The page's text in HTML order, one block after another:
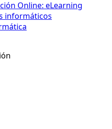
Online: eLearning
informáticos